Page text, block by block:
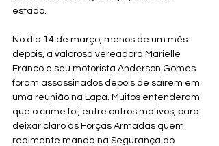
estado.
No dia 14 de março, menos de um mês
depois, a valorosa vereadora Marielle
Franco e seu motorista Anderson Gomes
foram assassinados depois de saírem em
uma reunião na Lapa. Muitos entenderam
que o crime foi, entre outros motivos, para
deixar claro às Forças Armadas quem
realmente manda na Segurança do